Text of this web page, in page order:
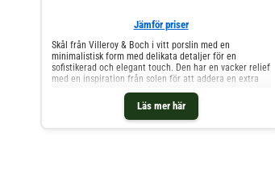
Läs mer här
Jämför priser
Skål från Villeroy & Boch i vitt porslin med en
minimalistisk form med delikata detaljer för en
sofistikerad och elegant touch. Den har en vacker relief
med en inspiration från solen för att addera en extra
delar ur serien för att skapa en vacker kombination. Om
skålen från Villeroy & Boch- Från serien Afina.-
Sofistikerad design.- Minimalistisk form.- Delikata